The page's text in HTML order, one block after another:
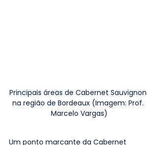
Principais áreas de Cabernet Sauvignon
na região de Bordeaux (Imagem: Prof.
Marcelo Vargas)
Um ponto marcante da Cabernet